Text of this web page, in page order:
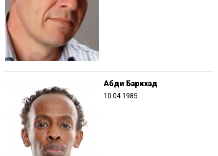
Абди Баркхад
10.04.1985